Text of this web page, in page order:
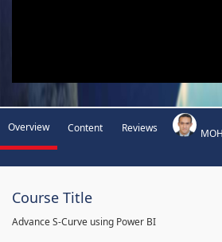
Overview Content Reviews
Course Title
Advance S-Curve using Power BI